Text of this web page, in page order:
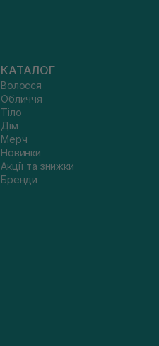
КАТАЛОГ
Волосся
Обличчя
Тіло
Дім
Мерч
Новинки
Акції та знижки
Бренди